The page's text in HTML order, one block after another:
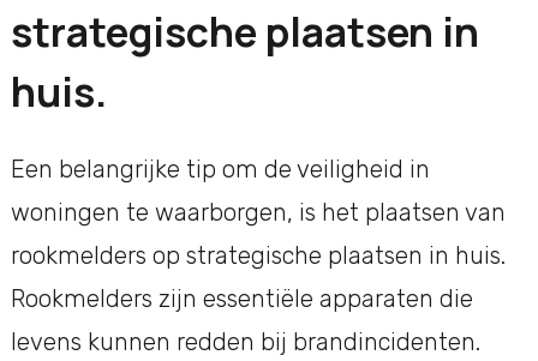
strategische plaatsen in
huis.
Een belangrijke tip om de veiligheid in
woningen te waarborgen, is het plaatsen van
rookmelders op strategische plaatsen in huis.
Rookmelders zijn essentiële apparaten die
levens kunnen redden bij brandincidenten.